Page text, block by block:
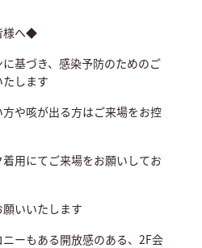
様へ◆
基づき、感染予防のためのご
します
方や咳が出る方はご来場をお控
用にてご来場をお願いしてお
いいたします
ーもある開放感のある、2F会